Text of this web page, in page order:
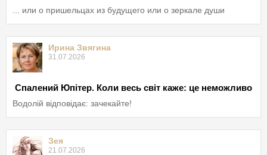
... или о пришельцах из будущего или о зеркале души
Ирина Звягина
31.07.2026
Спалений Юпітер. Коли весь світ каже: це неможливо
Водолій відповідає: зачекайте!
Зея
21.07.2026